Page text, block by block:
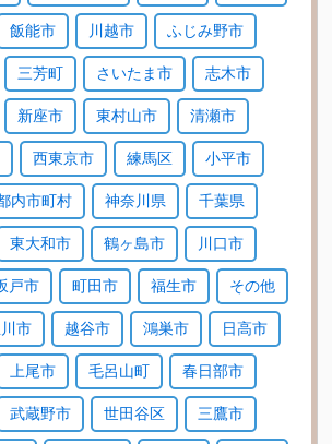
飯能市 川越市 ふじみ野市
三芳町 さいたま市 志木市
新座市 東村山市 清瀬市
西東京市 練馬区 小平市
内市町村 神奈川県 千葉県
東大和市 鶴ヶ島市 川口市
戸市 町田市 福生市 その他
市 越谷市 鴻巣市 日高市
上尾市 毛呂山町 春日部市
武蔵野市 世田谷区 三鷹市